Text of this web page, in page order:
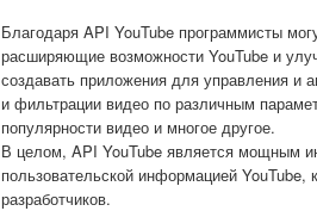
Благодаря API YouTube программисты
расширяющие возможности YouTube и
создавать приложения для управления и
и фильтрации видео по различным
популярности видео и многое другое.
В целом, API YouTube является мощным
пользовательской информацией
разработчиков.